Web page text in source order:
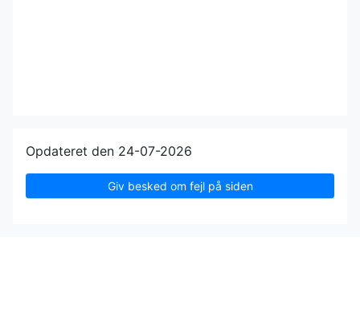
Opdateret den 24-07-2026
Giv besked om fejl på siden